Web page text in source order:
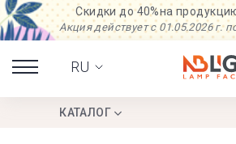
Скидки до 40%на
Акция действует с 01.05.2026 г.
RU
КАТАЛОГ